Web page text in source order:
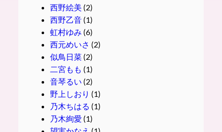
西野絵美 (2)
西野乙音(1)
虹村ゆみ (6)
西元めいさ (2)
似鳥日菜(2)
二宮もも (1)
音琴るい (2)
野上しおり (1)
乃木ちはる (1)
乃木絢愛 (1)